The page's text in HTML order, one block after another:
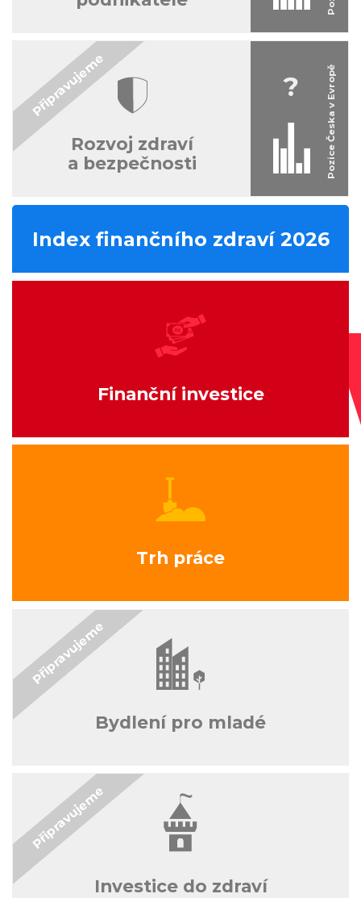
Rozvoj zdraví
a bezpečnosti
?
Index finančního zdraví 2026
Finanční investice
Trh práce
Bydlení pro mladé
Investice do zdraví